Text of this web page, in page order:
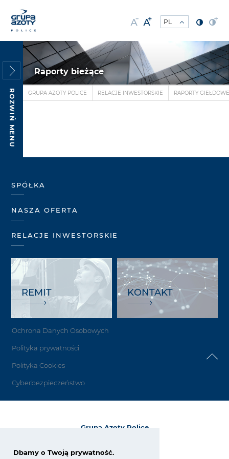
Dbamy o Twoją prywatność.
ROZWIŃ MENU
Raporty bieżące
GRUPA AZOTY POLICE RELACJE INWESTORSKIE RAPORTY GIEŁDOWE
SPÓŁKA
NASZA OFERTA
RELACJE INWESTORSKIE
REMIT KONTAKT
Ochrona Danych Osobowych
Polityka prywatności
Polityka Cookies
Cyberbezpieczeństwo
Grupa Azoty Police
ul. Kuźnicka 1